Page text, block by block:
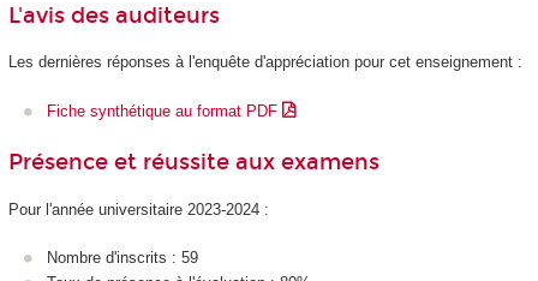
L'avis des auditeurs
Les dernières réponses à l'enquête d'appréciation pour cet enseignement :
Fiche synthétique au format PDF
Présence et réussite aux examens
Pour l'année universitaire 2023-2024 :
Nombre d'inscrits : 59